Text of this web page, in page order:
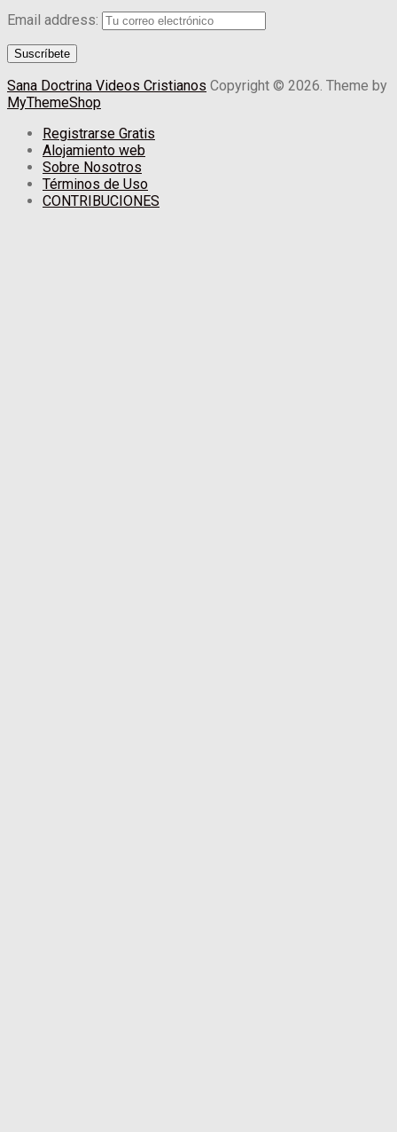
Email address:
Sana Doctrina Videos Cristianos Copyright © 2026. Theme by
MyThemeShop
Registrarse Gratis
Alojamiento web
Sobre Nosotros
Términos de Uso
CONTRIBUCIONES